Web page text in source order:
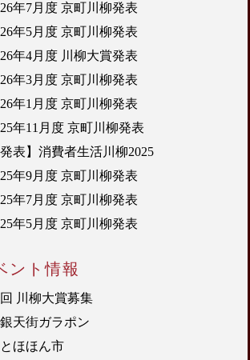
ント情報
川柳大賞募集
天街ガラポン
ほほん市
年7月度 京町川柳発表
年5月度 京町川柳発表
年4月度 川柳大賞発表
年3月度 京町川柳発表
年1月度 京町川柳発表
年11月度 京町川柳発表
発表】消費者生活川柳2025
年9月度 京町川柳発表
年7月度 京町川柳発表
年5月度 京町川柳発表